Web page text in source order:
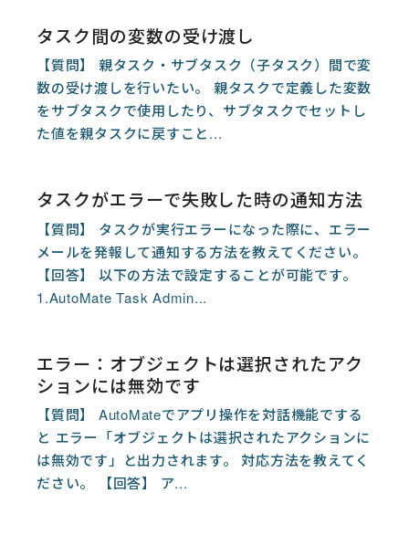
タスク間の変数の受け渡し
【質問】 親タスク・サブタスク（子タスク）間で変
数の受け渡しを行いたい。 親タスクで定義した変数
をサブタスクで使用したり、サブタスクでセットし
た値を親タスクに戻すこと...
タスクがエラーで失敗した時の通知方法
【質問】 タスクが実行エラーになった際に、エラー
メールを発報して通知する方法を教えてください。
【回答】 以下の方法で設定することが可能です。
1.AutoMate Task Admin...
エラー：オブジェクトは選択されたアク
ションには無効です
【質問】 AutoMateでアプリ操作を対話機能でする
と エラー「オブジェクトは選択されたアクションに
は無効です」と出力されます。 対応方法を教えてく
ださい。 【回答】 ア...